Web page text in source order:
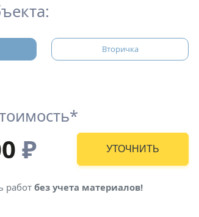
Вторичка
₽ УТОЧНИТЬ
работ без учета материалов!